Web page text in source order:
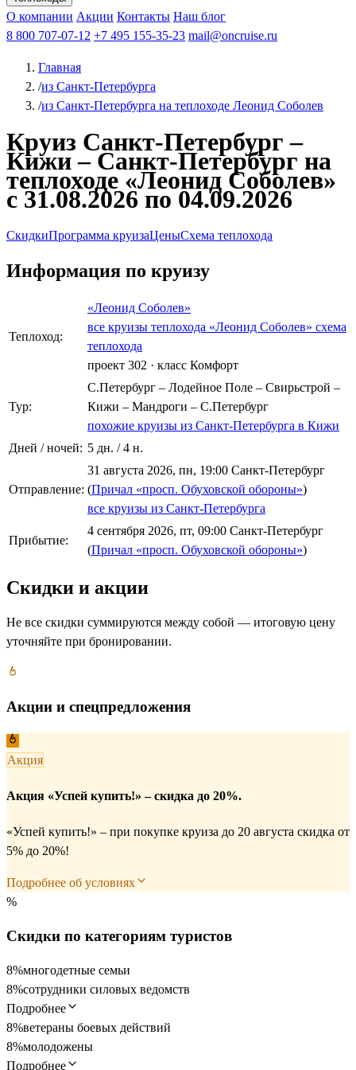
Чебоксарыиз Волгоградаиз Саратова Все города
КазаньВ Нижний НовгородВ ПермьВ Ростов-на-Дону
РыбинскНа СоловкиНа ВалаамПо ОкеПо Енисею
Афанасий Никитин Октябрьская революция
ФединАлександр СвешниковИван
МироновА.С.Попов
О компании Акции Контакты Наш блог
8 800 707-07-12 +7 495 155-35-23 mail@oncruise.ru
Главная
/из Санкт-Петербурга
/из Санкт-Петербурга на теплоходе Леонид Соболев
Круиз Санкт-Петербург –
Кижи – Санкт-Петербург на
теплоходе «Леонид Соболев»
с 31.08.2026 по 04.09.2026
СкидкиПрограмма круизаЦеныСхема теплохода
Информация по круизу
Теплоход:
«Леонид Соболев»
все круизы теплохода «Леонид Соболев» схема
теплохода
проект 302 · класс Комфорт
Тур:
С.Петербург – Лодейное Поле – Свирьстрой –
Кижи – Мандроги – С.Петербург
похожие круизы из Санкт-Петербурга в Кижи
Дней / ночей: 5 дн. / 4 н.
Отправление:
31 августа 2026, пн, 19:00 Санкт-Петербург
(Причал «просп. Обуховской обороны»)
все круизы из Санкт-Петербурга
Прибытие:
4 сентября 2026, пт, 09:00 Санкт-Петербург
(Причал «просп. Обуховской обороны»)
Скидки и акции
Не все скидки суммируются между собой — итоговую цену
уточняйте при бронировании.
Акции и спецпредложения
Акция
Акция «Успей купить!» – скидка до 20%.
«Успей купить!» – при покупке круиза до 20 августа скидка от
5% до 20%!
Подробнее об условиях
%
Скидки по категориям туристов
8%многодетные семьи
8%сотрудники силовых ведомств
Подробнее
8%ветераны боевых действий
8%молодожены
Подробнее